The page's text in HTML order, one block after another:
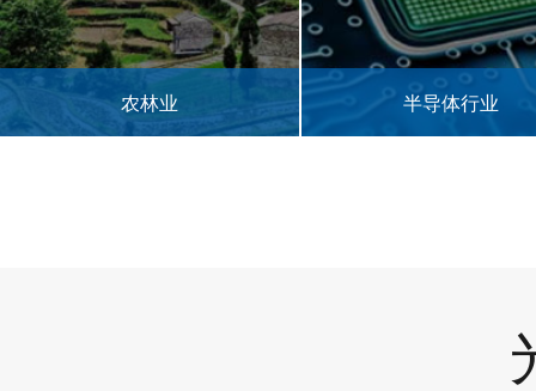
半导体行业 3C电子零部件